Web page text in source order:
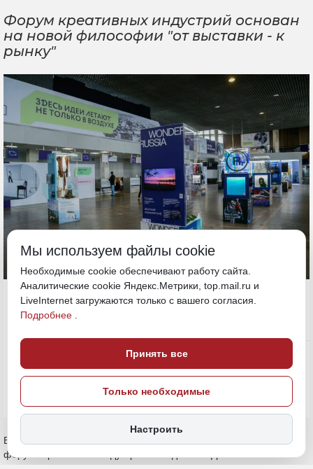
Форум креативных индустрий основан
на новой философии "от выставки - к
рынку"
12 мая, 12:30 ДФО
Общество
ПОДЕЛИТЬСЯ
В столице Республики Бурятии в рамках Международного
форума креативных индустрий «Создано на Дальнем Востоке»
Мы используем файлы cookie
Необходимые cookie обеспечивают работу сайта.
Аналитические cookie Яндекс.Метрики, top.mail.ru и
LiveInternet загружаются только с вашего согласия.
Подробнее
Принять все
Только необходимые
Настроить